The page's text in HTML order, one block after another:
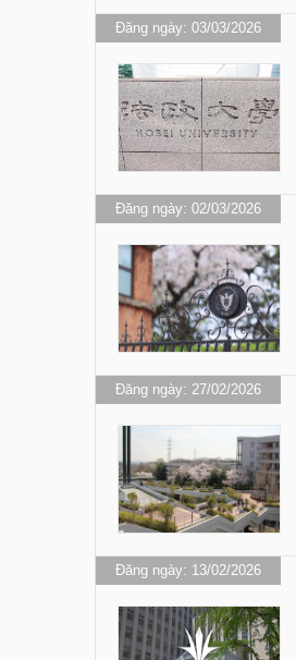
Đăng ngày: 03/03/2026
Đăng ngày: 02/03/2026
Đăng ngày: 27/02/2026
Đăng ngày: 13/02/2026